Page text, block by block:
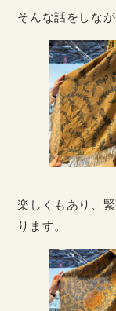
そんな話をしな
楽しくもあり、
ります。